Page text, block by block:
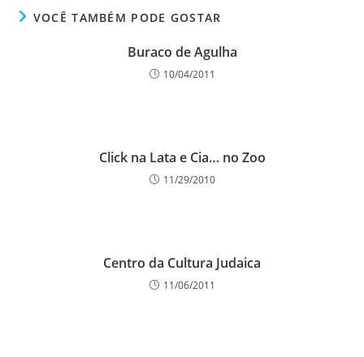
VOCÊ TAMBÉM PODE GOSTAR
Buraco de Agulha
10/04/2011
Click na Lata e Cia… no Zoo
11/29/2010
Centro da Cultura Judaica
11/06/2011